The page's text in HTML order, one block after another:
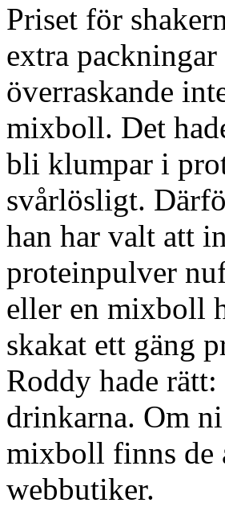
Priset för
extra
överraskande
mixboll. Det
bli klumpar i
svårlösligt.
han har valt att
proteinpulver
eller en mixboll
skakat ett gäng
Roddy hade
drinkarna. Om
mixboll finns de
webbutiker.